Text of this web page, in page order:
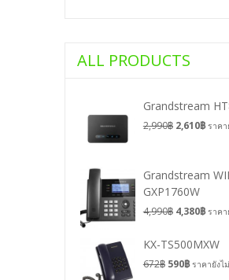
ALL PRODUCTS
Grandstream
2,990฿ 2,610฿ ราค
Grandstream
GXP1760W
4,990฿ 4,380฿ ราค
KX-TS500MXW
672฿ 590฿ ราคายังไ